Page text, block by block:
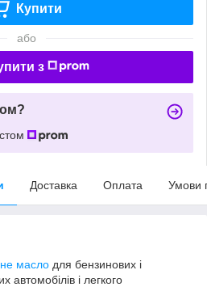
Купити
або
з
Доставка Оплата Умови
масло для бензинових і
автомобілів і легкого